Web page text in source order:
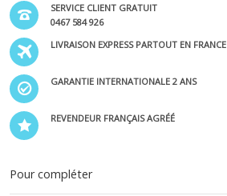
SERVICE CLIENT GRATUIT
0467 584 926
LIVRAISON EXPRESS PARTOUT EN FRANCE
GARANTIE INTERNATIONALE 2 ANS
REVENDEUR FRANÇAIS AGRÉÉ
Pour compléter